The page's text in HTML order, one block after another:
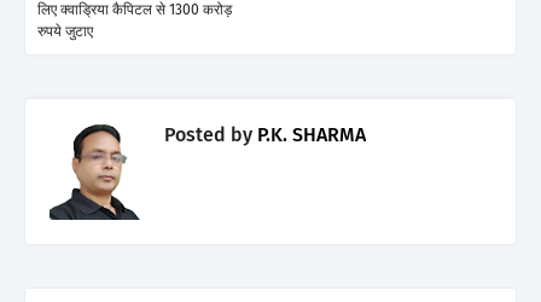
लिए क्वाड्रिया कैपिटल से 1300 करोड़
रुपये जुटाए
Posted by P.K. SHARMA